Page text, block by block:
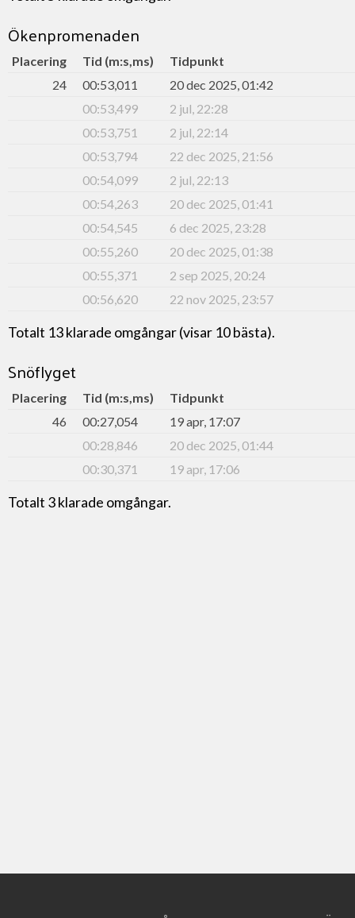
Ökenpromenaden
Placering Tid (m:s,ms)
Tidpunkt
24
00:53,011
20 dec 2025, 01:42
00:53,499
2 jul, 22:28
00:53,751
2 jul, 22:14
00:53,794
22 dec 2025, 21:56
00:54,099
2 jul, 22:13
00:54,263
20 dec 2025, 01:41
00:54,545
6 dec 2025, 23:28
00:55,260
20 dec 2025, 01:38
00:55,371
2 sep 2025, 20:24
00:56,620
22 nov 2025, 23:57
Totalt 13 klarade omgångar (visar 10 bästa).
Snöflyget
Placering Tid (m:s,ms)
Tidpunkt
46
00:27,054
19 apr, 17:07
00:28,846
20 dec 2025, 01:44
00:30,371
19 apr, 17:06
Totalt 3 klarade omgångar.